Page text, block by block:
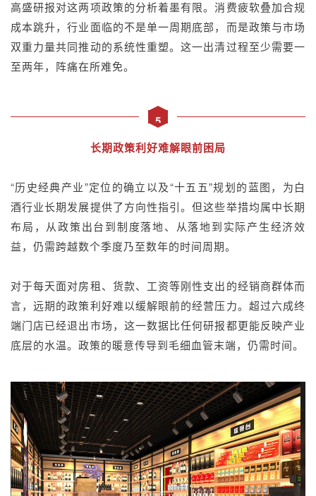
高盛研报对这两项政策的分析着墨有限。消费疲软叠加合规
成本跳升，行业面临的不是单一周期底部，而是政策与市场
双重力量共同推动的系统性重塑。这一出清过程至少需要一
至两年，阵痛在所难免。
5
长期政策利好难解眼前困局
“历史经典产业”定位的确立以及“十五五”规划的蓝图，为白
酒行业长期发展提供了方向性指引。但这些举措均属中长期
布局，从政策出台到制度落地、从落地到实际产生经济效
益，仍需跨越数个季度乃至数年的时间周期。
对于每天面对房租、货款、工资等刚性支出的经销商群体而
言，远期的政策利好难以缓解眼前的经营压力。超过六成终
端门店已经退出市场，这一数据比任何研报都更能反映产业
底层的水温。政策的暖意传导到毛细血管末端，仍需时间。